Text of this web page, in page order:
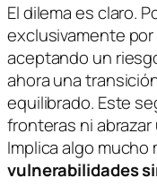
El dilema es claro.
exclusivamente
aceptando un
ahora una
equilibrado. Este
fronteras ni
Implica algo mucho
vulnerabilidades